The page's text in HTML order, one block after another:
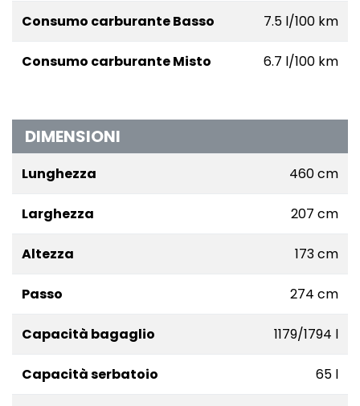
Consumo carburante Basso 7.5 l/100 km
Consumo carburante Misto 6.7 l/100 km
DIMENSIONI
Lunghezza 460 cm
Larghezza 207 cm
Altezza 173 cm
Passo 274 cm
Capacità bagaglio 1179/1794 l
Capacità serbatoio 65 l